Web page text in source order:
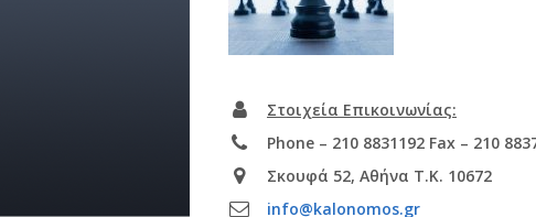
Στοιχεία Επικοινωνίας:
Phone – 210 8831192 Fax – 210
Σκουφά 52, Αθήνα T.K. 10672
info@kalonomos.gr